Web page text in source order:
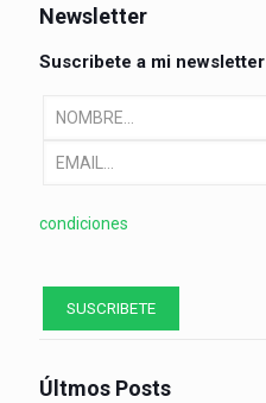
Newsletter
Suscribete a mi newsletter
condiciones
Últmos Posts